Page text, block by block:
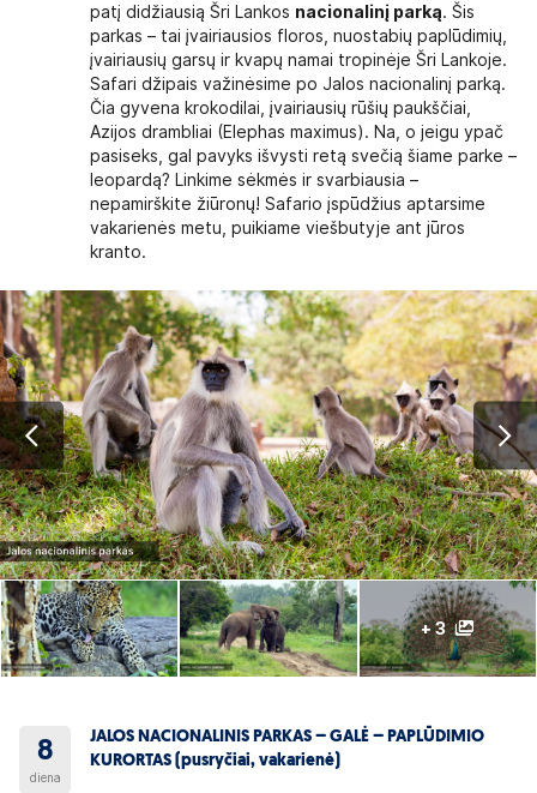
patį didžiausią Šri Lankos nacionalinį parką. Šis
parkas – tai įvairiausios floros, nuostabių paplūdimių,
įvairiausių garsų ir kvapų namai tropinėje Šri Lankoje.
Safari džipais važinėsime po Jalos nacionalinį parką.
Čia gyvena krokodilai, įvairiausių rūšių paukščiai,
Azijos drambliai (Elephas maximus). Na, o jeigu ypač
pasiseks, gal pavyks išvysti retą svečią šiame parke –
leopardą? Linkime sėkmės ir svarbiausia –
nepamirškite žiūronų! Safario įspūdžius aptarsime
vakarienės metu, puikiame viešbutyje ant jūros
kranto.
+ 3
8
diena
JALOS NACIONALINIS PARKAS – GALĖ – PAPLŪDIMIO
KURORTAS (pusryčiai, vakarienė)